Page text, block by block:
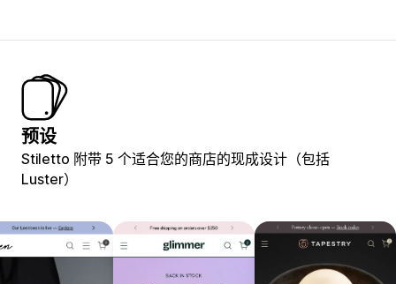
预设
Stiletto 附带 5 个适合您的商店的现成设计（包括
Luster）